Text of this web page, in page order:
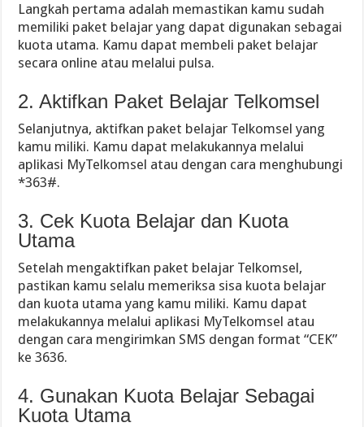
Langkah pertama adalah memastikan kamu sudah
memiliki paket belajar yang dapat digunakan sebagai
kuota utama. Kamu dapat membeli paket belajar
secara online atau melalui pulsa.
2. Aktifkan Paket Belajar Telkomsel
Selanjutnya, aktifkan paket belajar Telkomsel yang
kamu miliki. Kamu dapat melakukannya melalui
aplikasi MyTelkomsel atau dengan cara menghubungi
*363#.
3. Cek Kuota Belajar dan Kuota
Utama
Setelah mengaktifkan paket belajar Telkomsel,
pastikan kamu selalu memeriksa sisa kuota belajar
dan kuota utama yang kamu miliki. Kamu dapat
melakukannya melalui aplikasi MyTelkomsel atau
dengan cara mengirimkan SMS dengan format “CEK”
ke 3636.
4. Gunakan Kuota Belajar Sebagai
Kuota Utama